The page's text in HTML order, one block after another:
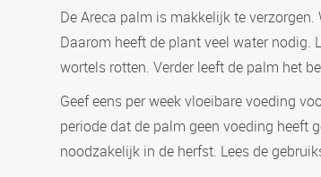
De Areca palm is makkelijk te
Daarom heeft de plant veel water nodig.
wortels rotten. Verder leeft de palm het
Geef eens per week vloeibare voeding
periode dat de palm geen voeding heeft
noodzakelijk in de herfst. Lees de